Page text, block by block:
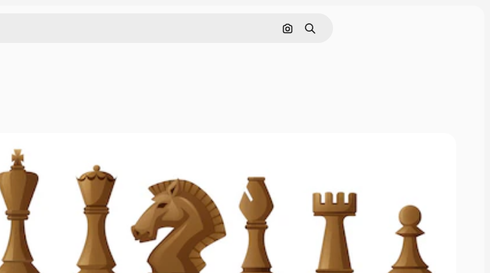
Buscar por imagen
Buscar